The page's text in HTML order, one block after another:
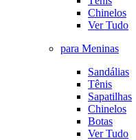
Chinelos
Ver Tudo
para Meninas
Sandálias
Tênis
Sapatilhas
Chinelos
Botas
Ver Tudo